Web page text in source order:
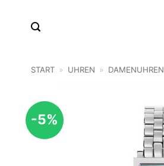
START » UHREN » DAMENUHREN
-5%